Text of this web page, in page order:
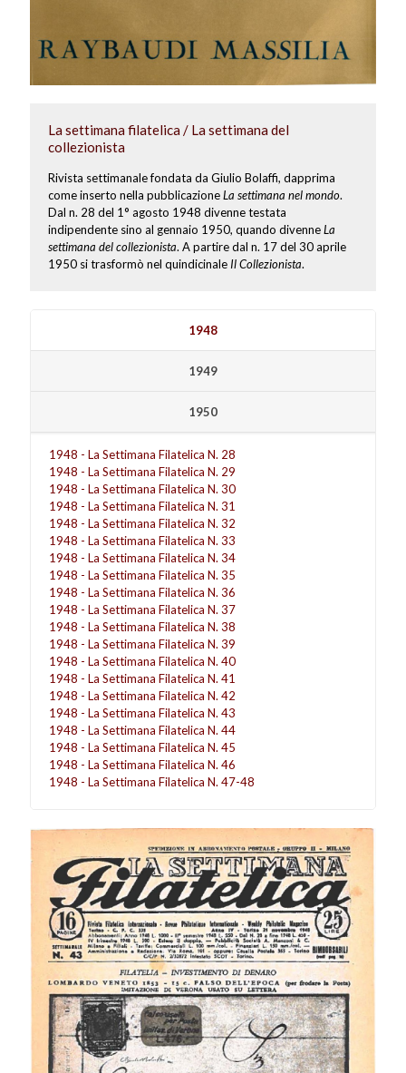
La settimana filatelica / La settimana del
collezionista
Rivista settimanale fondata da Giulio Bolaffi, dapprima
come inserto nella pubblicazioneLa settimana nel mondo.
Dal n. 28 del 1° agosto 1948 divenne testata
indipendente sino al gennaio 1950, quando divenneLa
settimana del collezionista. A partire dal n. 17 del 30 aprile
1950 si trasformò nel quindicinale Il Collezionista.
1948
1949
1950
1948 - La Settimana Filatelica N. 28
1948 - La Settimana Filatelica N. 29
1948 - La Settimana Filatelica N. 30
1948 - La Settimana Filatelica N. 31
1948 - La Settimana Filatelica N. 32
1948 - La Settimana Filatelica N. 33
1948 - La Settimana Filatelica N. 34
1948 - La Settimana Filatelica N. 35
1948 - La Settimana Filatelica N. 36
1948 - La Settimana Filatelica N. 37
1948 - La Settimana Filatelica N. 38
1948 - La Settimana Filatelica N. 39
1948 - La Settimana Filatelica N. 40
1948 - La Settimana Filatelica N. 41
1948 - La Settimana Filatelica N. 42
1948 - La Settimana Filatelica N. 43
1948 - La Settimana Filatelica N. 44
1948 - La Settimana Filatelica N. 45
1948 - La Settimana Filatelica N. 46
1948 - La Settimana Filatelica N. 47-48